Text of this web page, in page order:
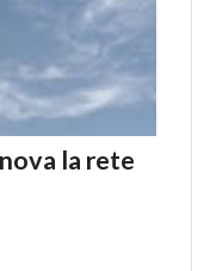
la rete